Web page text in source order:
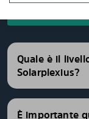
Quale è il
Solarplexius?
È importante